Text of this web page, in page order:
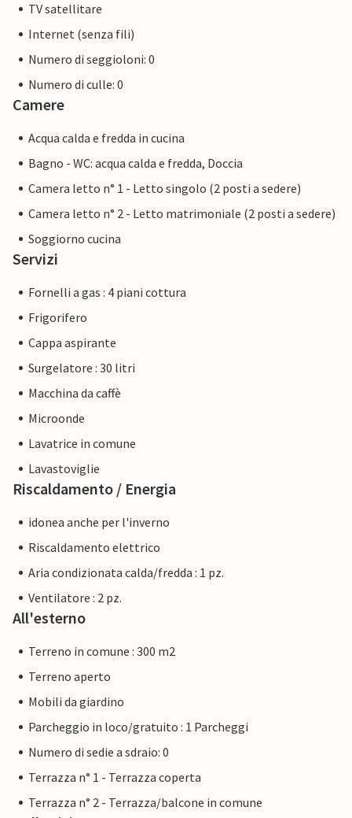
TV satellitare
Internet (senza fili)
Numero di seggioloni: 0
Numero di culle: 0
Camere
Acqua calda e fredda in cucina
Bagno - WC: acqua calda e fredda, Doccia
Camera letto n° 1 - Letto singolo (2 posti a sedere)
Camera letto n° 2 - Letto matrimoniale (2 posti a sedere)
Soggiorno cucina
Servizi
Fornelli a gas : 4 piani cottura
Frigorifero
Cappa aspirante
Surgelatore : 30 litri
Macchina da caffè
Microonde
Lavatrice in comune
Lavastoviglie
Riscaldamento / Energia
idonea anche per l'inverno
Riscaldamento elettrico
Aria condizionata calda/fredda : 1 pz.
Ventilatore : 2 pz.
All'esterno
Terreno in comune : 300 m2
Terreno aperto
Mobili da giardino
Parcheggio in loco/gratuito : 1 Parcheggi
Numero di sedie a sdraio: 0
Terrazza n° 1 - Terrazza coperta
Terrazza n° 2 - Terrazza/balcone in comune